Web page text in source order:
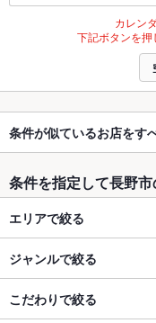
カレン
下記ボタンを押
条件が似ているお店をす
条件を指定して長野
エリアで絞る
ジャンルで絞る
こだわりで絞る